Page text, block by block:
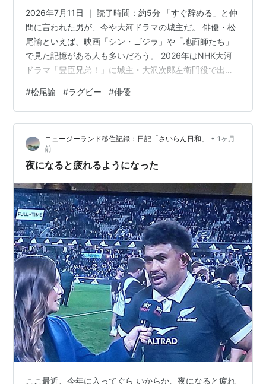
ラインアウト：ボールがタッチライン外に出た際、
横切った地点から投げ入れプレー再開。
クイックスローイン：ラインアウトの前に投げ入れ
る。
ターンオーバー ：相手のボールを奪う。
ドロップキック：プレー中にボールをバウンドさせ
ボールを置いて蹴る。
パントキック
前に蹴る。
フリーキック：反則があった場合、その地点からプ
レースキック。直接ゴールは狙えない。
ペナルティキック：大きな反則があった場合、その
地点からプレースキック。直接ゴールを狙える。
デッド：プレーが止まった状態。
グラウンディング：インゴール内でボールをピッチ
に付けるか押さえる。
ドロップアウト：防御側によるドロップキック。ボ
ールがインゴールを越えた後、デッドになった場合
行う。
タッチダウン：味方のインゴールでボールを押さえ
込む。
モール：選手がボールを持っていて、そのボールを
2026年7月11日 ｜ 読了時間：約5分 「すぐ辞める」と仲
間に言われた男が、今や大河ドラマの城主だ。 俳優・松
尾諭といえば、映画「シン・ゴジラ」や「地面師たち」
で見た記憶がある人も多いだろう。 2026年はNHK大河
ドラマ「豊臣兄弟！」に城主・大沢次郎左衛門役で出演
ーディションでもなく、ラグビーのグラウンドにあっ
た。 退部を予言された部員が、先輩を笑わせる一発芸で
胆力を磨き、今の仕事に繋げた——そのルートを知る人
は少ない。 この記事でわかること 松尾諭はどんな俳優な
のか ラグビーを始めたのは兄のせいだった 「すぐ辞め
る」と言われた男が磨い…
#松尾諭 #ラグビー #俳優
ニュージーランド移住記録：日記「さいらん日和」 • 1ヶ月
前
夜になると疲れるようになった
ここ最近、今年に入ってぐら いからか、夜になると疲れ